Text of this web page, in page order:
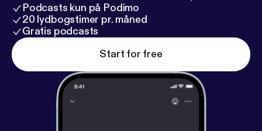
Podcasts kun på Podimo
20 lydbogstimer pr. måned
Gratis podcasts
Start for free